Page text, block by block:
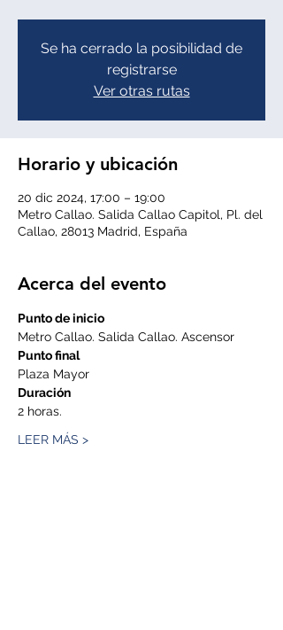
Se ha cerrado la posibilidad de
registrarse
Ver otras rutas
Horario y ubicación
20 dic 2024, 17:00 – 19:00
Metro Callao. Salida Callao Capitol, Pl. del
Callao, 28013 Madrid, España
Acerca del evento
Punto de inicio
Metro Callao. Salida Callao. Ascensor
Punto final
Plaza Mayor
Duración
2 horas.
LEER MÁS >